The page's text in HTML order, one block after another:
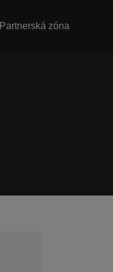
Partnerská zóna